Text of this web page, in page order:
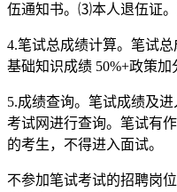
伍通知书。⑶本人退伍证
4.笔试总成绩计算。笔试
基础知识成绩 50%+政策加
5.成绩查询。笔试成绩及
考试网进行查询。笔试有
的考生，不得进入面试。
不参加笔试考试的招聘岗